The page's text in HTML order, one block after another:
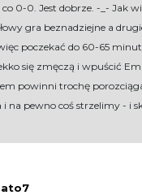
co 0-0. Jest dobrze. -_- Jak
gra beznadziejne a
poczekać do 60-65
się zmęczą i wpuścić
powinni trochę
na pewno coś strzelimy - i